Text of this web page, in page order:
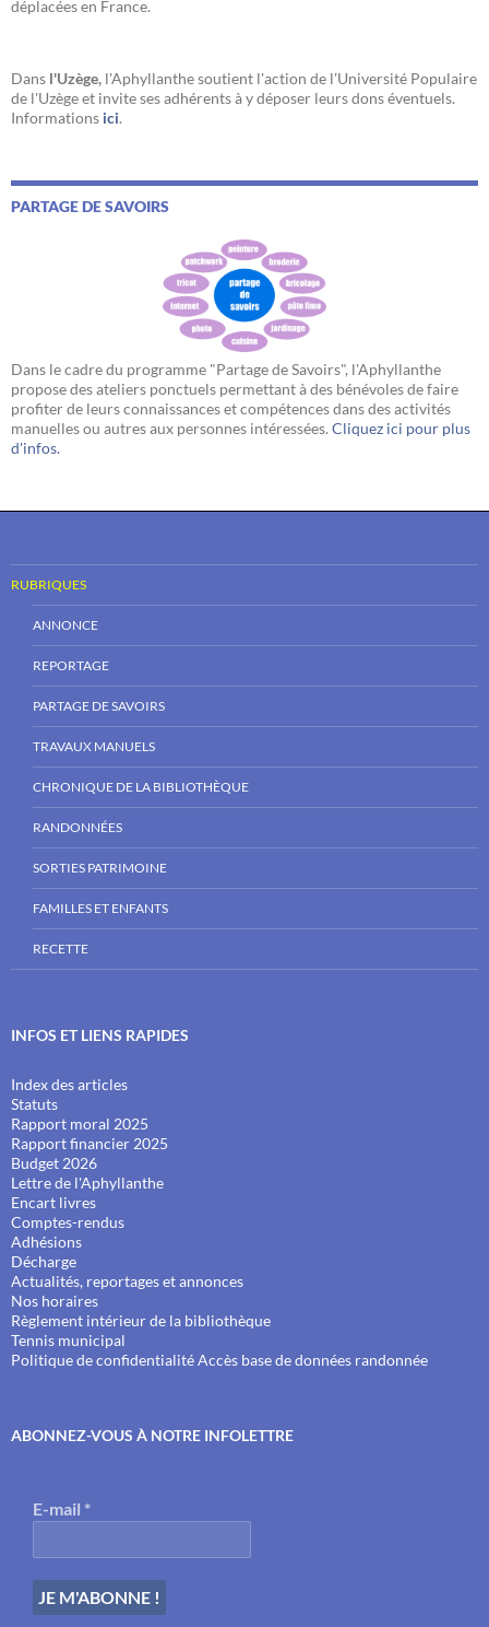
déplacées en France.
Dans l'Uzège, l'Aphyllanthe soutient l'action de l'Université Populaire
de l'Uzège et invite ses adhérents à y déposer leurs dons éventuels.
Informations ici.
PARTAGE DE SAVOIRS
Dans le cadre du programme "Partage de Savoirs", l'Aphyllanthe
propose des ateliers ponctuels permettant à des bénévoles de faire
profiter de leurs connaissances et compétences dans des activités
manuelles ou autres aux personnes intéressées. Cliquez ici pour plus
d'infos.
RUBRIQUES
ANNONCE
REPORTAGE
PARTAGE DE SAVOIRS
TRAVAUX MANUELS
CHRONIQUE DE LA BIBLIOTHÈQUE
RANDONNÉES
SORTIES PATRIMOINE
FAMILLES ET ENFANTS
RECETTE
INFOS ET LIENS RAPIDES
Index des articles
Statuts
Rapport moral 2025
Rapport financier 2025
Budget 2026
Lettre de l'Aphyllanthe
Encart livres
Comptes-rendus
Adhésions
Décharge
Actualités, reportages et annonces
Nos horaires
Règlement intérieur de la bibliothèque
Tennis municipal
Politique de confidentialitéAccès base de données randonnée
ABONNEZ-VOUS À NOTRE INFOLETTRE
E-mail *